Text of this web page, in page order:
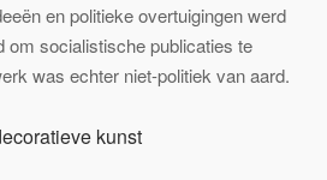
en politieke overtuigingen werd
om socialistische publicaties te
was echter niet-politiek van aard.
kunst